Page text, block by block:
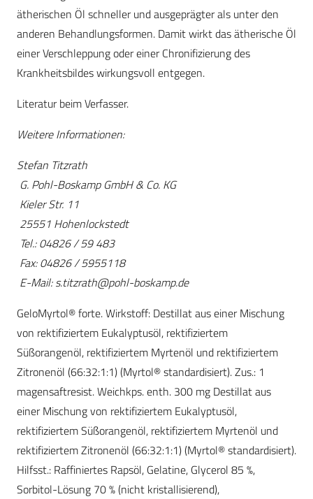
ätherischen Öl schneller und ausgeprägter als unter den
anderen Behandlungsformen. Damit wirkt das ätherische Öl
einer Verschleppung oder einer Chronifizierung des
Krankheitsbildes wirkungsvoll entgegen.
Literatur beim Verfasser.
Weitere Informationen:
Stefan Titzrath
G. Pohl-Boskamp GmbH & Co. KG
Kieler Str. 11
25551 Hohenlockstedt
Tel.: 04826 / 59 483
Fax: 04826 / 5955118
E-Mail:s.titzrath@pohl-boskamp.de
GeloMyrtol® forte. Wirkstoff: Destillat aus einer Mischung
von rektifiziertem Eukalyptusöl, rektifiziertem
Süßorangenöl, rektifiziertem Myrtenöl und rektifiziertem
Zitronenöl (66:32:1:1) (Myrtol® standardisiert). Zus.: 1
magensaftresist. Weichkps. enth. 300 mg Destillat aus
einer Mischung von rektifiziertem Eukalyptusöl,
rektifiziertem Süßorangenöl, rektifiziertem Myrtenöl und
rektifiziertem Zitronenöl (66:32:1:1) (Myrtol® standardisiert).
Hilfsst.: Raffiniertes Rapsöl, Gelatine, Glycerol 85 %,
Sorbitol-Lösung 70 % (nicht kristallisierend),